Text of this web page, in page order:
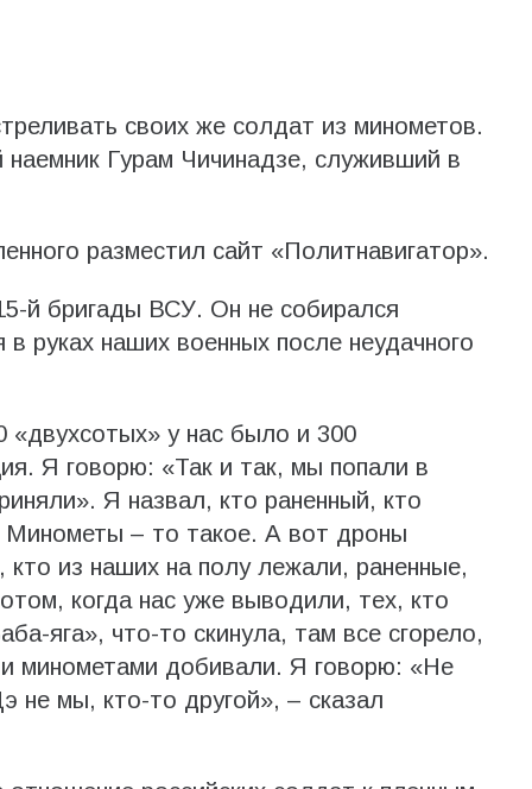
своих же солдат из минометов.
наемник Гурам Чичинадзе, служивший в
разместил сайт «Политнавигатор».
й бригады ВСУ. Он не собирался
руках наших военных после неудачного
«двухсотых» у нас было и 300
Я говорю: «Так и так, мы попали в
Я назвал, кто раненный, кто
Минометы – то такое. А вот дроны
из наших на полу лежали, раненные,
когда нас уже выводили, тех, кто
яга», что-то скинула, там все сгорело,
минометами добивали. Я говорю: «Не
не мы, кто-то другой», – сказал